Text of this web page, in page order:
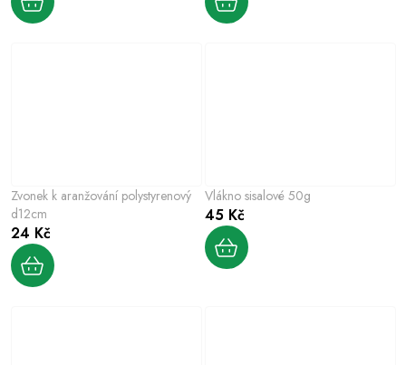
Zvonek k aranžování polystyrenový
d12cm
24 Kč
Vlákno sisalové 50g
45 Kč